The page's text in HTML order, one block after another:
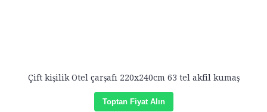
Çift kişilik Otel çarşafı 220x240cm 63 tel akfil kumaş
Toptan Fiyat Alın